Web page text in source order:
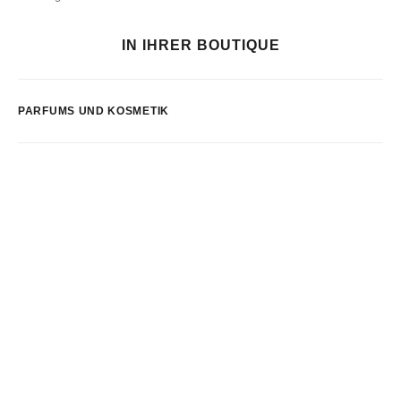
IN IHRER BOUTIQUE
PARFUMS UND KOSMETIK